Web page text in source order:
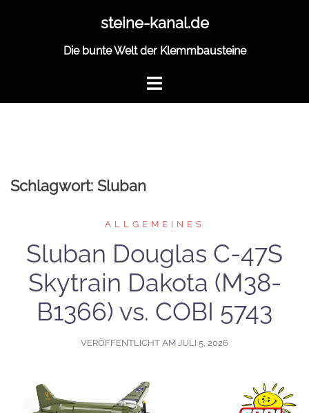
steine-kanal.de
Die bunte Welt der Klemmbausteine
Schlagwort: Sluban
ALLGEMEINES
Sluban Douglas C-47S
Skytrain Dakota (M38-
B1366) vs. COBI 5743
VERÖFFENTLICHT AM JULI 5, 2026